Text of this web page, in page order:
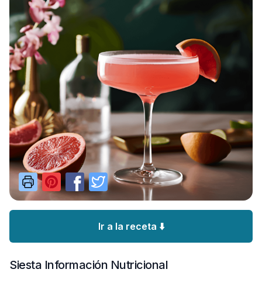
Ir a la receta ⬇️
Siesta Información Nutricional